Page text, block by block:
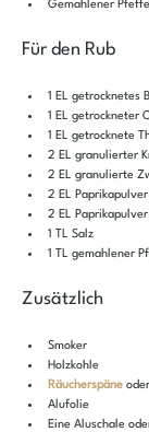
Gemahlener
Für den Rub
1 EL getrocknetes
1 EL getrockneter
1 EL getrocknete
2 EL granulierter
2 EL granulierte
2 EL
2 EL
1 TL Salz
1 TL gemahlener
Zusätzlich
Smoker
Holzkohle
Räucherspäne
Alufolie
Eine Aluschale